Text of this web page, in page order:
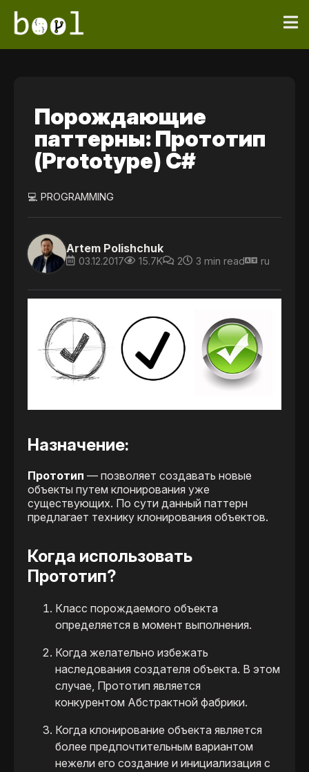
Порождающие
паттерны: Прототип
(Prototype) C#
💻 PROGRAMMING
Artem Polishchuk
03.12.2017 15.7K 2 3 min read ru
Назначение:
Прототип —​ позволяет создавать новые
объекты путем клонирования уже
существующих. По сути данный паттерн
предлагает технику клонирования объектов.
Когда использовать
Прототип?
Класс порождаемого объекта
определяется в момент выполнения.
Когда желательно избежать
наследования создателя объекта. В этом
случае, Прототип является
конкурентом Абстрактной фабрики.
Когда клонирование объекта является
более предпочтительным вариантом
нежели его создание и инициализация с